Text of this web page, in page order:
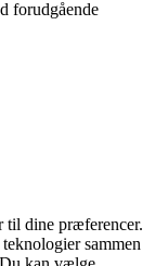
forudgående
til dine præferencer.
sammen